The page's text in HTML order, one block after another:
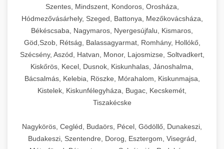
chef-iparikonyhagepek.hu
kereskedelmi csomagoló gép
professzionális konyhák számára. Nagy
kapacitású sütő- és főzőberendezés precíz
hőmérséklet-szabályozással.
chef-iparikonyhagepek.hu
kereskedelmi sütősütő
❄️ 25. Ipari Hűtőszekrény +
Professzionális hűtőegységek és hűtőkamrák
kereskedelmi konyhák számára.
Energiahatékony hűtési megoldások nagy
kapacitással.
chef-iparikonyhagepek.hu
💧 26. Ipari Mosogatógép +
Kereskedelmi mosogatóberendezések nagy
forgalmú éttermi műveletekhez. Gyors tisztítási
ciklusok fertőtlenítési képességekkel.
chef-iparikonyhagepek.hu
🧀 27. Ipari Sajtreszelő Gép +
élelmiszer-előkészítéshez. Különböző reszelési
méretek különböző alkalmazásokhoz.
🍳 28. Nagykonyhai
+
Szentes, Mindszent, Kondoros, Orosháza,
Hódmezővásárhely, Szeged, Battonya, Mezőkovácsháza,
Békéscsaba, Nagymaros, Nyergesújfalu, Kismaros,
Göd,Szob, Rétság, Balassagyarmat, Romhány, Hollókő,
Szécsény, Aszód, Hatvan, Monor, Lajosmizse, Soltvadkert,
Kiskőrös, Kecel, Dusnok, Kiskunhalas, Jánoshalma,
Bácsalmás, Kelebia, Röszke, Mórahalom, Kiskunmajsa,
Kistelek, Kiskunfélegyháza, Bugac, Kecskemét,
Tiszakécske
Nagykörös, Cegléd, Budaörs, Pécel, Gödöllő, Dunakeszi,
Budakeszi, Szentendre, Dorog, Esztergom, Visegrád,